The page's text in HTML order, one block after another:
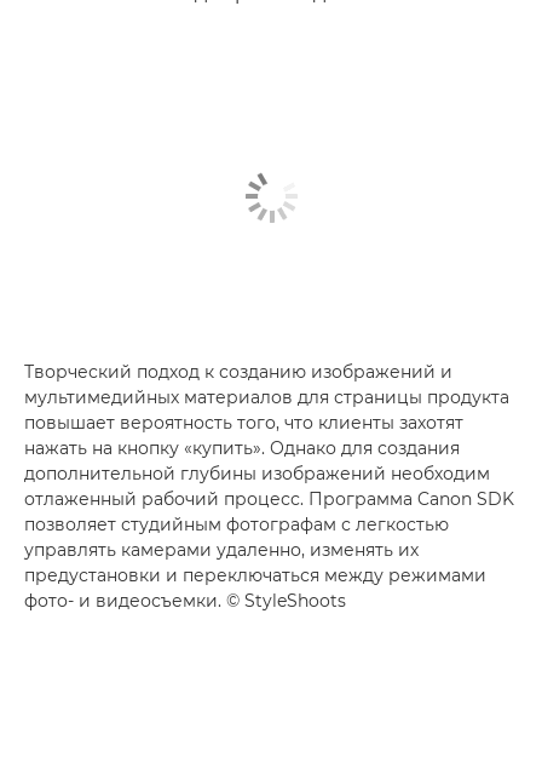
Творческий подход к созданию изображений и
мультимедийных материалов для страницы продукта
повышает вероятность того, что клиенты захотят
нажать на кнопку «купить». Однако для создания
дополнительной глубины изображений необходим
отлаженный рабочий процесс. Программа Canon SDK
позволяет студийным фотографам с легкостью
управлять камерами удаленно, изменять их
предустановки и переключаться между режимами
фото- и видеосъемки. © StyleShoots